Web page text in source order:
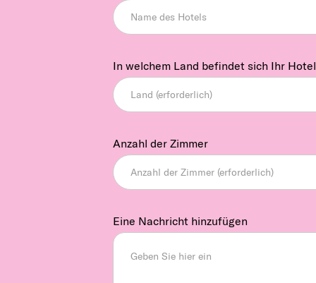
In welchem Land befindet sich Ihr
Anzahl der Zimmer
Eine Nachricht hinzufügen